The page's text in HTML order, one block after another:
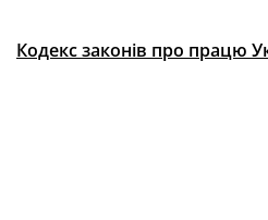
Кодекс законів про працю